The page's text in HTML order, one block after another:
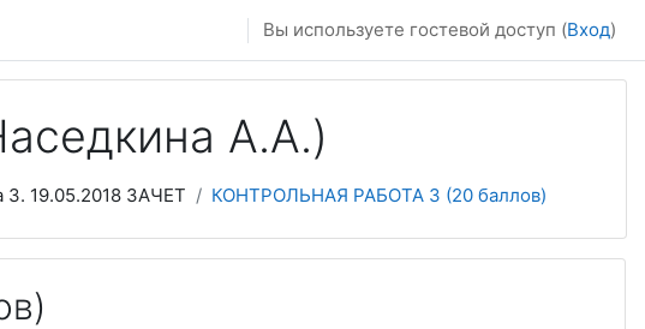
Вы используете гостевой доступ (Вход)
А.А.)
3. 19.05.2018 ЗАЧЕТ КОНТРОЛЬНАЯ РАБОТА 3 (20 баллов)